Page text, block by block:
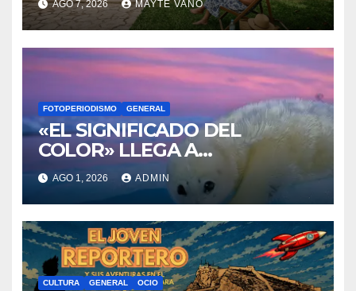
AGO 7, 2026 MAYTE VAÑÓ
FOTOPERIODISMO GENERAL
«EL SIGNIFICADO DEL
COLOR» LLEGA A
VILLAJOYOSA
AGO 1, 2026 ADMIN
CULTURA GENERAL OCIO